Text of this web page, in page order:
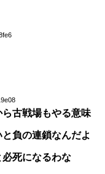
古戦場もやる意味
負の連鎖なんだよ
死になるわな